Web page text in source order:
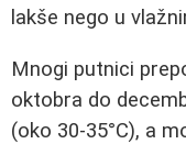
lakše nego u
Mnogi putnici
oktobra do
(oko 30-35°C), a